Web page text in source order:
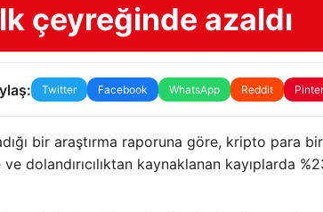
çeyreğinde azaldı
Twitter Facebook WhatsApp Reddit
bir araştırma raporuna göre, kripto para
dolandırıcılıktan kaynaklanan kayıplarda